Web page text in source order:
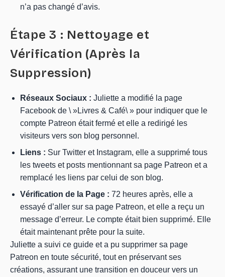
n’a pas changé d’avis.
Étape 3 : Nettoyage et
Vérification (Après la
Suppression)
Réseaux Sociaux : Juliette a modifié la page
Facebook de \ »Livres & Café\ » pour indiquer que le
compte Patreon était fermé et elle a redirigé les
visiteurs vers son blog personnel.
Liens : Sur Twitter et Instagram, elle a supprimé tous
les tweets et posts mentionnant sa page Patreon et a
remplacé les liens par celui de son blog.
Vérification de la Page : 72 heures après, elle a
essayé d’aller sur sa page Patreon, et elle a reçu un
message d’erreur. Le compte était bien supprimé. Elle
était maintenant prête pour la suite.
Juliette a suivi ce guide et a pu supprimer sa page
Patreon en toute sécurité, tout en préservant ses
créations, assurant une transition en douceur vers un